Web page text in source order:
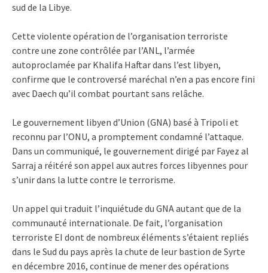
sud de la Libye.
Cette violente opération de l’organisation terroriste
contre une zone contrôlée par l’ANL, l’armée
autoproclamée par Khalifa Haftar dans l’est libyen,
confirme que le controversé maréchal n’en a pas encore fini
avec Daech qu’il combat pourtant sans relâche.
Le gouvernement libyen d’Union (GNA) basé à Tripoli et
reconnu par l’ONU, a promptement condamné l’attaque.
Dans un communiqué, le gouvernement dirigé par Fayez al
Sarraj a réitéré son appel aux autres forces libyennes pour
s’unir dans la lutte contre le terrorisme.
Un appel qui traduit l’inquiétude du GNA autant que de la
communauté internationale. De fait, l’organisation
terroriste EI dont de nombreux éléments s’étaient repliés
dans le Sud du pays après la chute de leur bastion de Syrte
en décembre 2016, continue de mener des opérations